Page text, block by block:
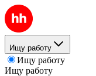
Ищу работу
Ищу работу
Ищу работу